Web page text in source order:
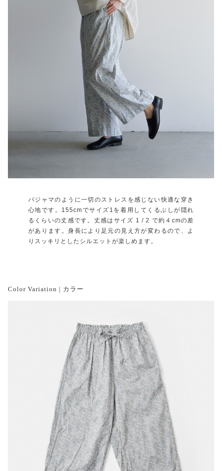
パジャマのように一切のストレスを感じない快適な穿き
心地です。155cmでサイズ1を着用してくるぶしが隠れ
るくらいの丈感です。丈感はサイズ 1 / 2 で約４cmの差
があります。身長により足元の見え方が変わるので、よ
りスッキリとしたシルエットが楽しめます。
Color Variation | カラー